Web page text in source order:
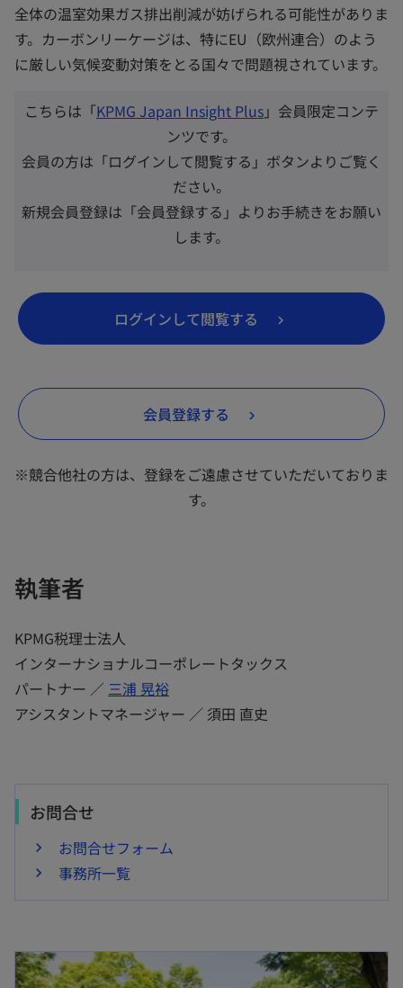
全体の温室効果ガス排出削減が妨げられる可能性がありま
す。カーボンリーケージは、特にEU（欧州連合）のよう
に厳しい気候変動対策をとる国々で問題視されています。
こちらは「KPMG Japan Insight Plus」会員限定コンテ
ンツです。
会員の方は「ログインして閲覧する」ボタンよりご覧く
ださい。
新規会員登録は「会員登録する」よりお手続きをお願い
します。
ログインして閲覧する
し
タ
で
開
会員登録する
し
タ
※競合他社の方は、登録をご遠慮させていただいておりま
す。
執筆者
KPMG税理士法人
インターナショナルコーポレートタックス
パートナー ／ 三浦 晃裕
アシスタントマネージャー ／ 須田 直史
お問合せ
お問合せフォーム
事務所一覧